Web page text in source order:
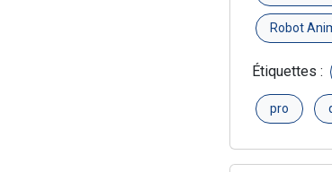
Robot
Étiquettes :
pro